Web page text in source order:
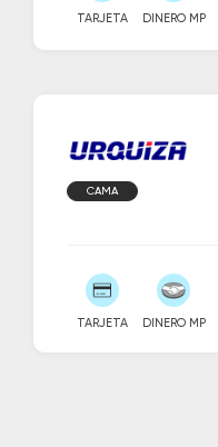
TARJETA DINERO MP
CAMA
TARJETA DINERO MP